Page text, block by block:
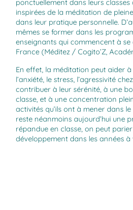
ponctuellement dans leurs classes
inspirées de la méditation de
dans leur pratique personnelle.
mêmes se former dans les
enseignants qui commencent à se
France (Méditez / Cogito’Z,
En effet, la méditation peut aider à
l’anxiété, le stress, l’agressivité
contribuer à leur sérénité, à une
classe, et à une concentration
activités qu’ils ont à mener dans
reste néanmoins aujourd’hui une
répandue en classe, on peut
développement dans les années à